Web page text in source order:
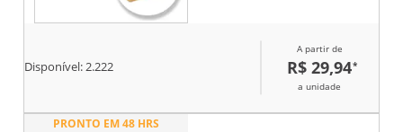
Disponível:2.222
A partir de
R$ 29,94*
a unidade
PRONTO EM 48 HRS